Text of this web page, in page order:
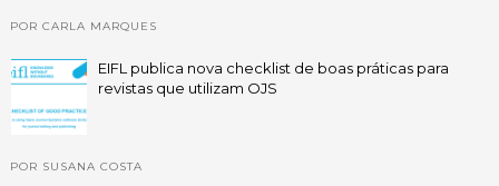
POR CARLA MARQUES
EIFL publica nova checklist de boas práticas para
revistas que utilizam OJS
POR SUSANA COSTA